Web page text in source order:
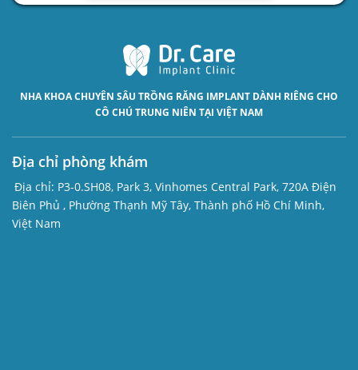
NHA KHOA CHUYÊN SÂU TRỒNG RĂNG IMPLANT DÀNH RIÊNG CHO
CÔ CHÚ TRUNG NIÊN TẠI VIỆT NAM
Địa chỉ phòng khám
Địa chỉ: P3-0.SH08, Park 3, Vinhomes Central Park, 720A Điện
Biên Phủ , Phường Thạnh Mỹ Tây, Thành phố Hồ Chí Minh,
Việt Nam